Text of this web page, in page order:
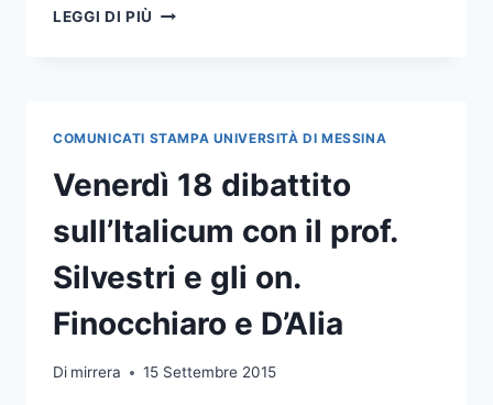
LEGGI DI PIÙ VENERDÌ
FINOCCHIARO
E
L’ON.
D’ALIA
COMUNICATI STAMPA UNIVERSITÀ DI MESSINA
Venerdì 18 dibattito
sull’Italicum con il prof.
Silvestri e gli on.
Finocchiaro e D’Alia
Di mirrera 15 Settembre 2015